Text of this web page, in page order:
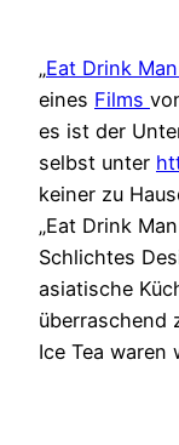
„Eat Drink
eines Films
es ist der
selbst unter
keiner zu
„Eat Drink
Schlichtes
asiatische
überraschend
Ice Tea waren